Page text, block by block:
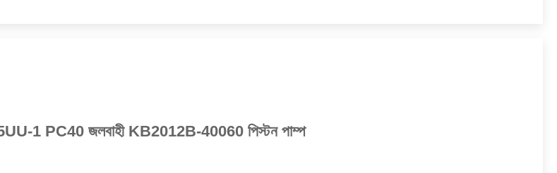
1 PC40 জলবাহী KB2012B-40060 পিস্টন পাম্প